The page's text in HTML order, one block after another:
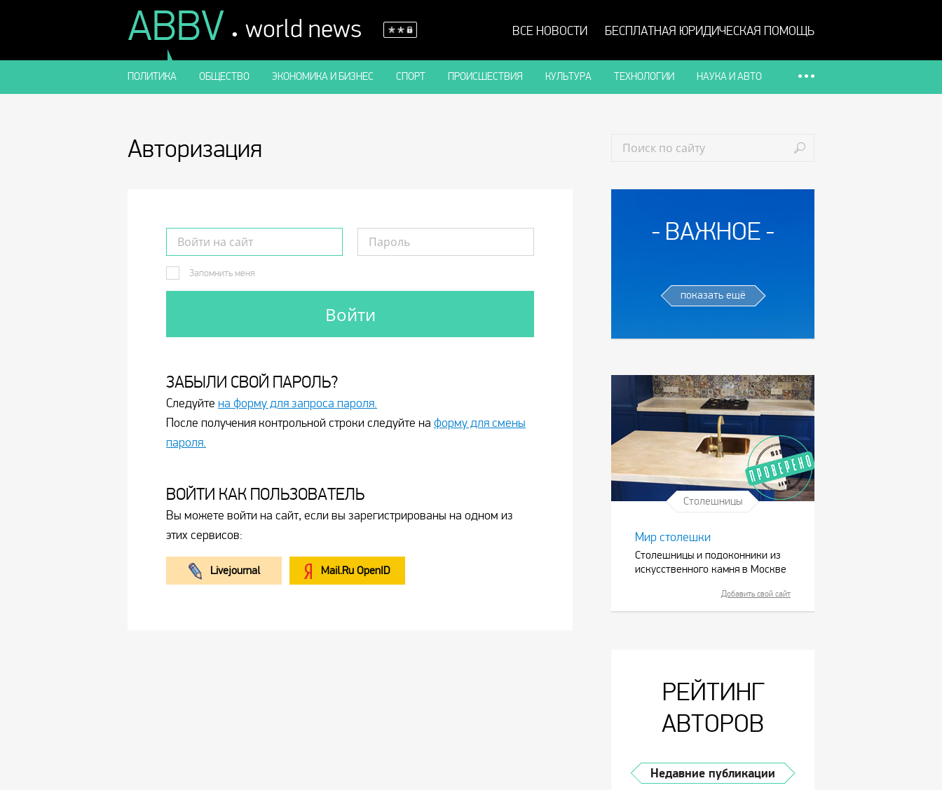
ABBV . world news ВСЕ НОВОСТИ БЕСПЛАТНАЯ ЮРИДИЧЕСКАЯ ПОМОЩЬ
ПОЛИТИКА ОБЩЕСТВО ЭКОНОМИКА И БИЗНЕС СПОРТ ПРОИСШЕСТВИЯ КУЛЬТУРА ТЕХНОЛОГИИ НАУКА И АВТО
ВАЖНОЕ
показать ещё
Столешницы
Мир столешки
Столешницы и подоконники из
искусственного камня в Москве
Добавить свой сайт
РЕЙТИНГ
АВТОРОВ
Недавние публикации
Авторизация
Запомнить меня
ЗАБЫЛИ СВОЙ ПАРОЛЬ?
Следуйте на форму для запроса пароля.
После получения контрольной строки следуйте на форму для смены
пароля.
ВОЙТИ КАК ПОЛЬЗОВАТЕЛЬ
Вы можете войти на сайт, если вы зарегистрированы на одном из
этих сервисов:
Livejournal Mail.Ru OpenID